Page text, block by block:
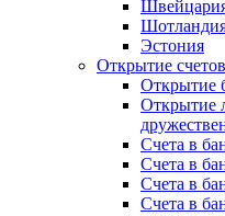
Эстония
Открытие
Открытие
Открытие
Счета в
Счета в
Счета в
Счета в